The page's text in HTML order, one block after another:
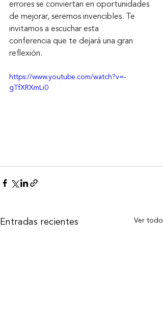
errores se conviertan en oportunidades
de mejorar, seremos invencibles. Te
invitamos a escuchar esta
conferencia que te dejará una gran
reflexión.
https://www.youtube.com/watch?v=-
gTfXRXmLi0
Entradas recientes Ver todo